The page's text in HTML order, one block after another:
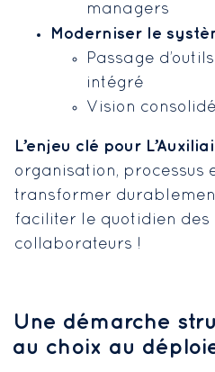
managers
Moderniser le
Passage
intégré
Vision
L’enjeu clé pour
organisation, processus
transformer
faciliter le quotidien des
collaborateurs !
Une démarche
au choix au